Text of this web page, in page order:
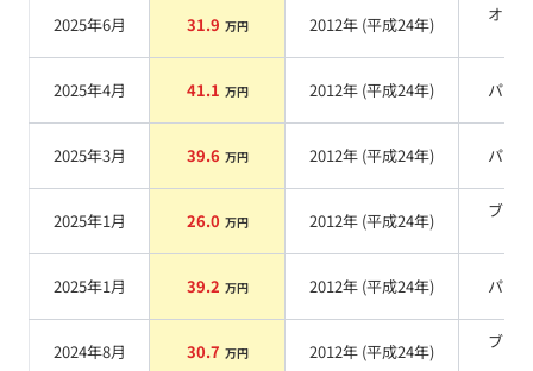
2025年6月 31.9 万円 2012年 (平成24年)
オレ
2025年4月 41.1 万円 2012年 (平成24年) パール
2025年3月 39.6 万円 2012年 (平成24年) パール
2025年1月 26.0 万円 2012年 (平成24年)
ブラ
2025年1月 39.2 万円 2012年 (平成24年) パール
2024年8月 30.7 万円 2012年 (平成24年)
ブラ